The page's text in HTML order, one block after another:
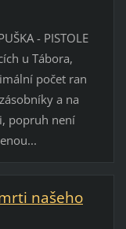
- PISTOLE
u Tábora,
počet ran
a na
popruh není
našeho